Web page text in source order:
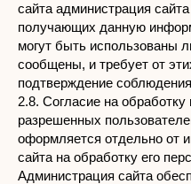
сайта администрация
получающих данную
могут быть использованы
сообщены, и требует от
подтверждение
2.8. Согласие на
разрешенных
оформляется отдельно от
сайта на обработку его
Администрация сайта